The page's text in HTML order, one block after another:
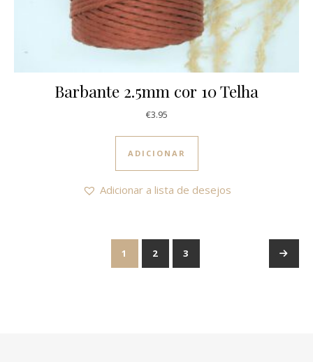
Barbante 2.5mm cor 10 Telha
€3.95
ADICIONAR
Adicionar a lista de desejos
1 2 3